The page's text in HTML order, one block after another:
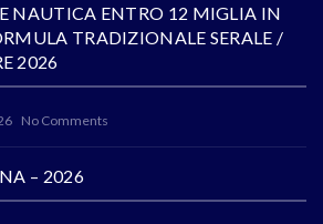
NAUTICA ENTRO 12 MIGLIA IN
TRADIZIONALE SERALE /
2026
No Comments
– 2026